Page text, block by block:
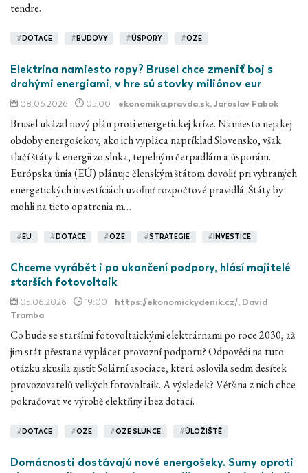
tendre.
# DOTACE # BUDOVY #ÚSPORY #OZE
Elektrina namiesto ropy? Brusel chce zmeniť boj s
drahými energiami, v hre sú stovky miliónov eur
08.06.2026 05:00 ekonomika.pravda.sk, Jaroslav Fabok
Brusel ukázal nový plán proti energetickej kríze. Namiesto nejakej
obdoby energošekov, ako ich vypláca napríklad Slovensko, však
tlačí štáty k energii zo slnka, tepelným čerpadlám a úsporám.
Európska únia (EÚ) plánuje členským štátom dovoliť pri vybraných
energetických investíciách uvoľniť rozpočtové pravidlá. Štáty by
mohli na tieto opatrenia m…
# EU # DOTACE #OZE #STRATEGIE # INVESTICE
Chceme vyrábět i po ukončení podpory, hlásí majitelé
starších fotovoltaik
05.06.2026 19:00 https://ekonomickydenik.cz/, David
Tramba
Co bude se staršími fotovoltaickými elektrárnami po roce 2030, až
jim stát přestane vyplácet provozní podporu? Odpovědi na tuto
otázku zkusila zjistit Solární asociace, která oslovila sedm desítek
provozovatelů velkých fotovoltaik. A výsledek? Většina z nich chce
pokračovat ve výrobě elektřiny i bez dotací.
# DOTACE #OZE #OZE SLUNCE #ÚLOŽIŠTĚ
Domácnosti dostávajú nové energošeky. Sumy oproti